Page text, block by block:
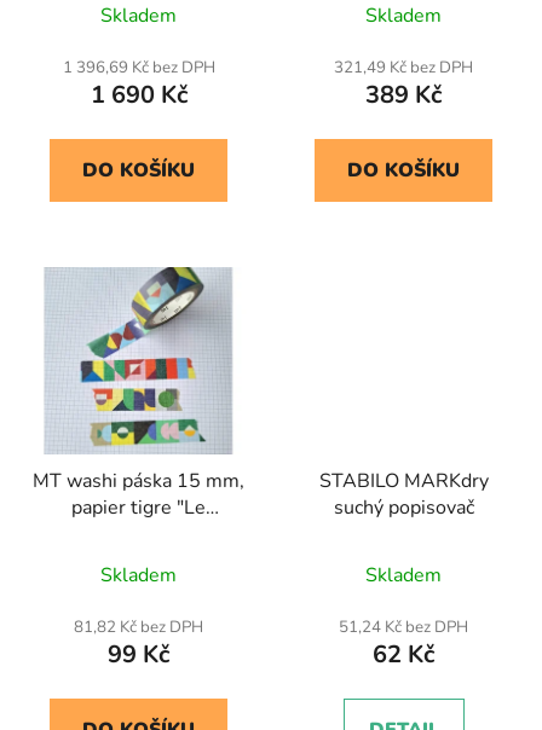
Skladem
1 396,69 Kč bez DPH
1 690 Kč
DO KOŠÍKU
Skladem
321,49 Kč bez DPH
389 Kč
DO KOŠÍKU
MT washi páska 15 mm,
papier tigre "Le
Skladem
81,82 Kč bez DPH
99 Kč
STABILO MARKdry
suchý popisovač
Skladem
51,24 Kč bez DPH
62 Kč